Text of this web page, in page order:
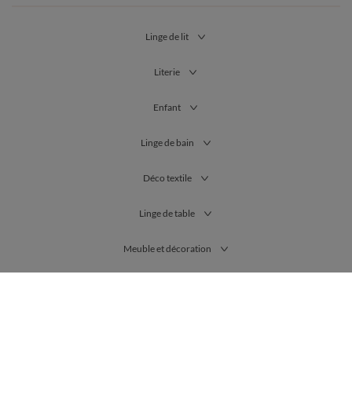
Linge de lit
Literie
Enfant
Linge de bain
Déco textile
Linge de table
Meuble et décoration